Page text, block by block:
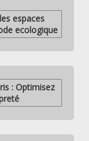
espaces
ecologique
: Optimisez